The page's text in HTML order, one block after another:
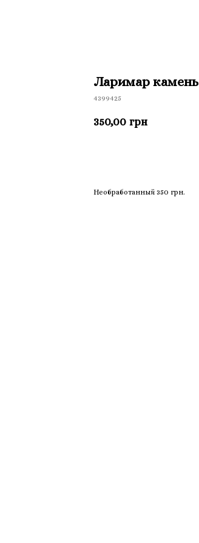
Ларимар камень
4399425
350,00 грн
Необработанный 350 грн.